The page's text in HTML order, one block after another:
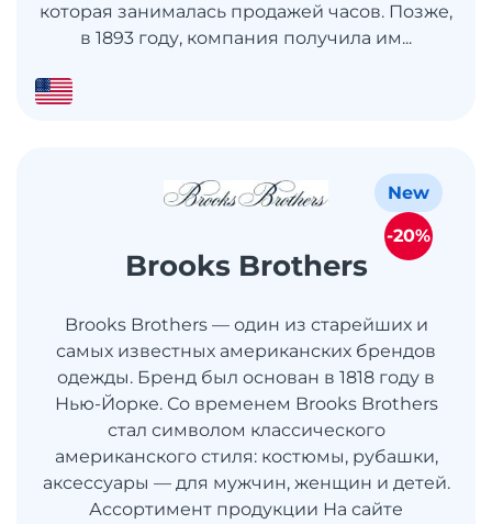
которая занималась продажей часов. Позже,
в 1893 году, компания получила им...
Brooks Brothers
Brooks Brothers — один из старейших и
самых известных американских брендов
одежды. Бренд был основан в 1818 году в
Нью-Йорке. Со временем Brooks Brothers
стал символом классического
американского стиля: костюмы, рубашки,
аксессуары — для мужчин, женщин и детей.
Ассортимент продукции На сайте
New
-20%